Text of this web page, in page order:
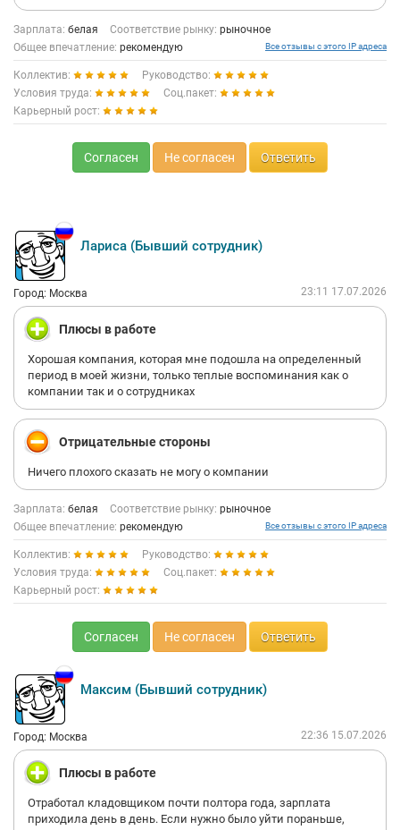
Зарплата: белая Соответствие рынку: рыночное
Общее впечатление: рекомендую Все отзывы с этого IP адреса
Коллектив:
Руководство:
Условия труда:
Соц.пакет:
Карьерный рост:
Согласен Не согласен Ответить
Лариса (Бывший сотрудник)
Город: Москва 23:11 17.07.2026
Плюсы в работе
Хорошая компания, которая мне подошла на определенный
период в моей жизни, только теплые воспоминания как о
компании так и о сотрудниках
Отрицательные стороны
Ничего плохого сказать не могу о компании
Зарплата: белая Соответствие рынку: рыночное
Общее впечатление: рекомендую Все отзывы с этого IP адреса
Коллектив:
Руководство:
Условия труда:
Соц.пакет:
Карьерный рост:
Согласен Не согласен Ответить
Максим (Бывший сотрудник)
Город: Москва 22:36 15.07.2026
Плюсы в работе
Отработал кладовщиком почти полтора года, зарплата
приходила день в день. Если нужно было уйти пораньше,